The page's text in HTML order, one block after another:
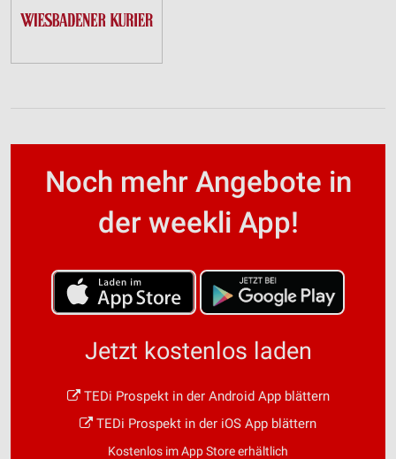
Noch mehr Angebote in
der weekli App!
Jetzt kostenlos laden
TEDi Prospekt in der Android App blättern
TEDi Prospekt in der iOS App blättern
Kostenlos im App Store erhältlich